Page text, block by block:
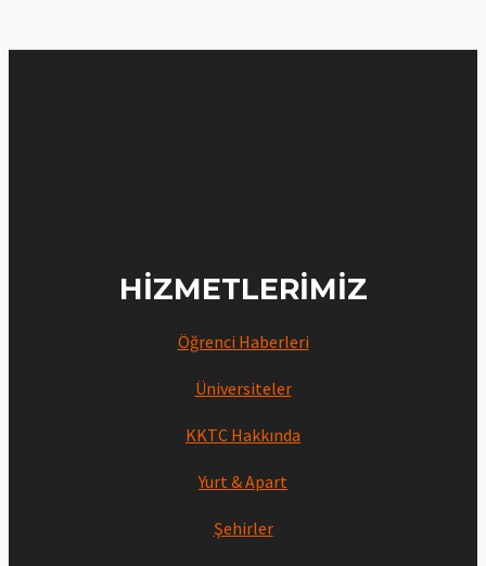
HIZMETLERIMIZ
Öğrenci Haberleri
Üniversiteler
KKTC Hakkında
Yurt & Apart
Şehirler